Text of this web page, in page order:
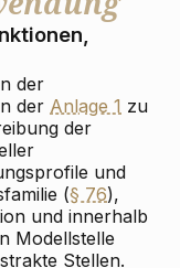
der
der Anlage 1 zu
der
und
(§ 76),
und innerhalb
Modellstelle
Stellen.